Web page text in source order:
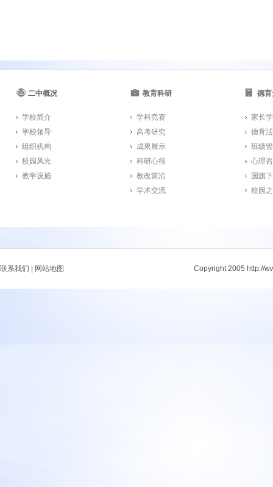
二中概况
学校简介
学校领导
组织机构
校园风光
教学设施
教育科研
学科竞赛
高考研究
成果展示
科研心得
教改前沿
学术交流
德
家长
德育
班级
心理
国旗
校园
联系我们 网站地图 Copyright 2005 http://